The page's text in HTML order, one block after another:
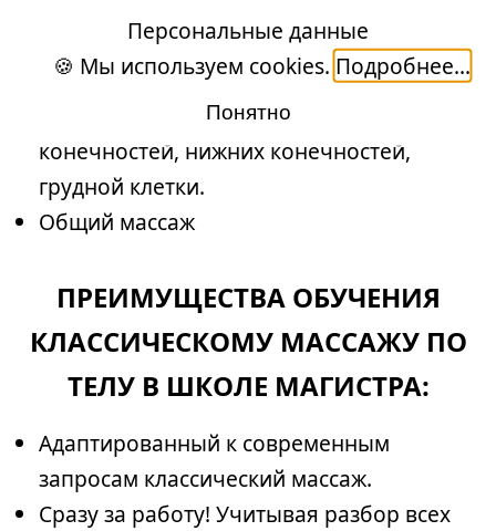
Алгоритм работы при проведении
общего массажа и отдельных областей
Массаж спины, таза, верхних
конечностей, нижних конечностей,
грудной клетки.
Общий массаж
ПРЕИМУЩЕСТВА ОБУЧЕНИЯ
КЛАССИЧЕСКОМУ МАССАЖУ ПО
ТЕЛУ В ШКОЛЕ МАГИСТРА:
Адаптированный к современным
запросам классический массаж.
Сразу за работу! Учитывая разбор всех
Персональные данные
🍪 Мы используем cookies. Подробнее...
Понятно